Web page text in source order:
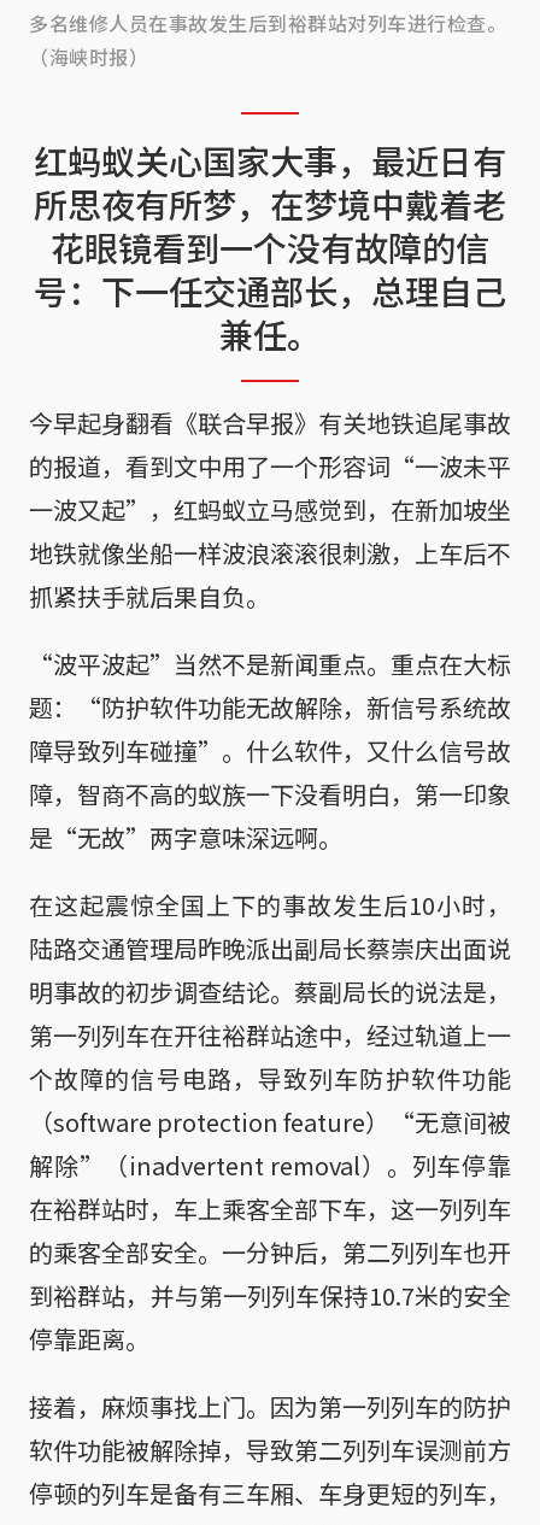
多名维修人员在事故发生后到裕群站对列车进行检查。
（海峡时报）
红蚂蚁关心国家大事，最近日有
所思夜有所梦，在梦境中戴着老
花眼镜看到一个没有故障的信
号：下一任交通部长，总理自己
兼任。
今早起身翻看《联合早报》有关地铁追尾事故
的报道，看到文中用了一个形容词“一波未平
一波又起”，红蚂蚁立马感觉到，在新加坡坐
地铁就像坐船一样波浪滚滚很刺激，上车后不
抓紧扶手就后果自负。
“波平波起”当然不是新闻重点。重点在大标
题：“防护软件功能无故解除，新信号系统故
障导致列车碰撞”。什么软件，又什么信号故
障，智商不高的蚁族一下没看明白，第一印象
是“无故”两字意味深远啊。
在这起震惊全国上下的事故发生后10小时，
陆路交通管理局昨晚派出副局长蔡崇庆出面说
明事故的初步调查结论。蔡副局长的说法是，
第一列列车在开往裕群站途中，经过轨道上一
个故障的信号电路，导致列车防护软件功能
（software protection feature）“无意间被
解除”（inadvertent removal）。列车停靠
在裕群站时，车上乘客全部下车，这一列列车
的乘客全部安全。一分钟后，第二列列车也开
到裕群站，并与第一列列车保持10.7米的安全
停靠距离。
接着，麻烦事找上门。因为第一列列车的防护
软件功能被解除掉，导致第二列列车误测前方
停顿的列车是备有三车厢、车身更短的列车，